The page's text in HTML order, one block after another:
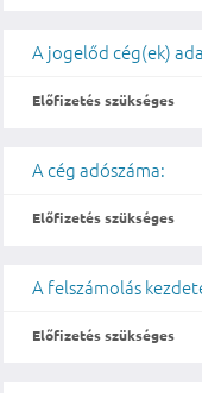
A jogelőd cég(ek)
Előfizetés szükséges
A cég adószáma:
Előfizetés szükséges
A felszámolás
Előfizetés szükséges